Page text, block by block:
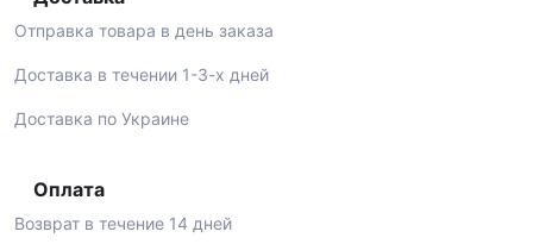
Отправка товара в день заказа
Доставка в течении 1-3-х дней
Доставка по Украине
Оплата
Возврат в течение 14 дней